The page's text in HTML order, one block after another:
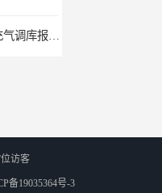
位访客
备19035364号-3